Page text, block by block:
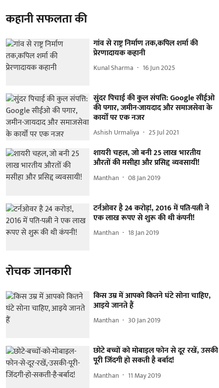
कहानी सफलता की
गांव से राष्ट्र निर्माण तक,कपिल शर्मा की
प्रेरणादायक कहानी
Kunal Sharma 16 Jun 2025
सुंदर पिचाई की कुल संपत्ति: Google सीईओ
की पगार, जमीन-जायदाद और समाजसेवा के
कार्यों पर एक नजर
Ashish Urmaliya 25 Jul 2021
शायरी चहल, जो बनी 25 लाख भारतीय
औरतों की मसीहा और प्रसिद्द व्यवसायी!
Manthan 08 Jan 2019
टर्नओवर है 24 करोड़!, 2016 में पति-पत्नी ने
एक लाख रूपए से शुरू की थी कंपनी!
Manthan 18 Jan 2019
रोचक जानकारी
किस उम्र में आपको कितने घंटे सोना चाहिए,
आइये जानते हैं
Manthan 30 Jan 2019
छोटे बच्चों को मोबाइल फोन से दूर रखें, उसकी
पूरी जिंदगी हो सकती है बर्बाद!
Manthan 11 May 2019